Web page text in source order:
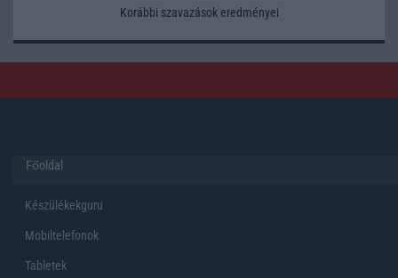
Korábbi szavazások eredményei
Főoldal
Készülékekguru
Mobiltelefonok
Tabletek